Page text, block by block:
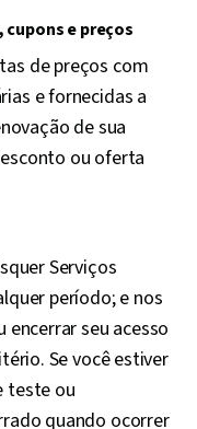
e preços
de preços com
e fornecidas a
de sua
ou oferta
Serviços
período; e nos
seu acesso
Se você estiver
teste ou
quando ocorrer